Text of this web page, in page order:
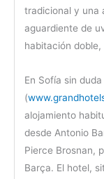
tradicional y una
aguardiente de
habitación
En Sofía sin
(
alojamiento
desde Antonio
Pierce Brosnan,
Barça. El hotel,